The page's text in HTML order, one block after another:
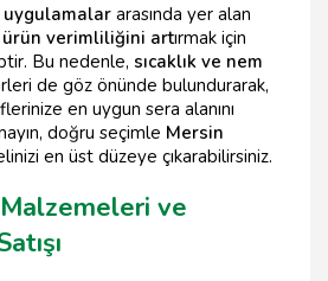
arasında yer alan
ürün verimliliğini artırmak için
Bu nedenle, sıcaklık ve nem
de göz önünde bulundurarak,
en uygun sera alanını
doğru seçimle Mersin
en üst düzeye çıkarabilirsiniz.
ve